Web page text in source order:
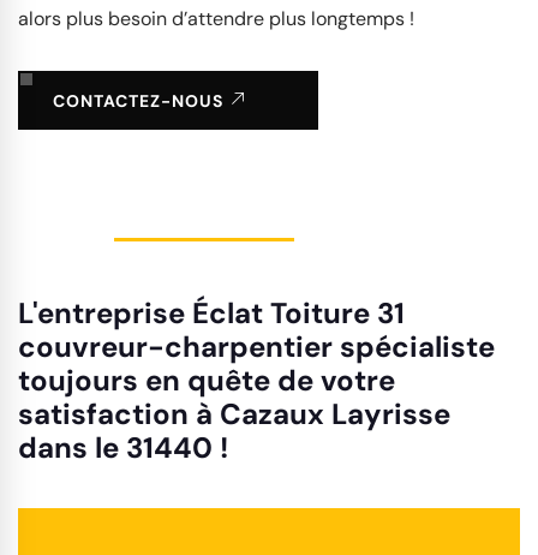
alors plus besoin d’attendre plus longtemps !
CONTACTEZ-NOUS
L'entreprise Éclat Toiture 31
couvreur-charpentier spécialiste
toujours en quête de votre
satisfaction à Cazaux Layrisse
dans le 31440 !